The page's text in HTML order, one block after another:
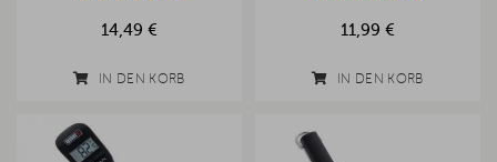
14,49 €
IN DEN KORB
11,99 €
IN DEN KORB